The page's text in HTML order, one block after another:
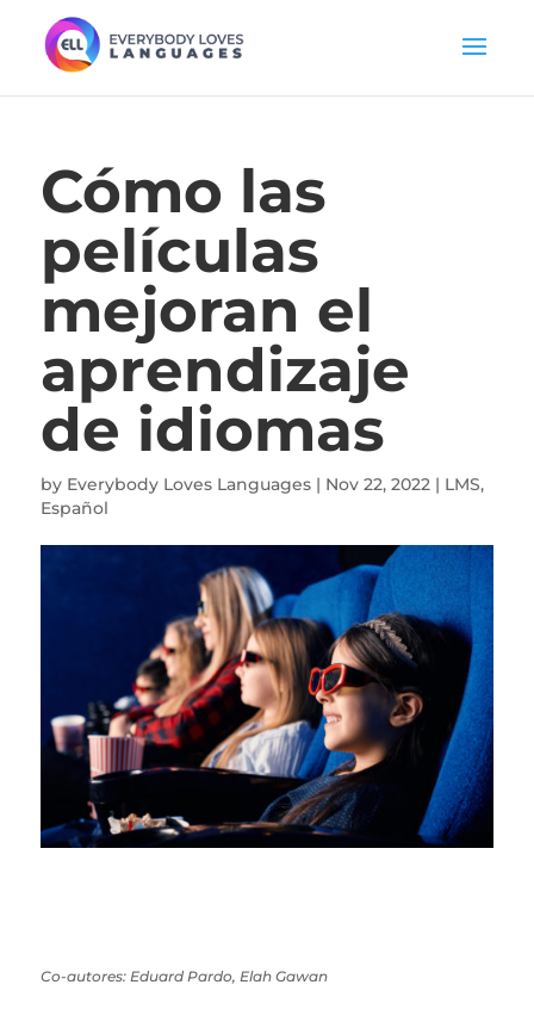
Cómo las
películas
mejoran el
aprendizaje
de idiomas
by Everybody Loves Languages| Nov 22, 2022| LMS,
Español
Co-autores: Eduard Pardo, Elah Gawan